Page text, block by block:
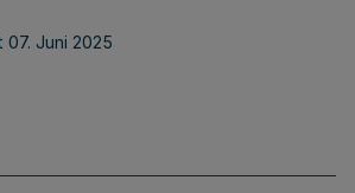
07. Juni 2025